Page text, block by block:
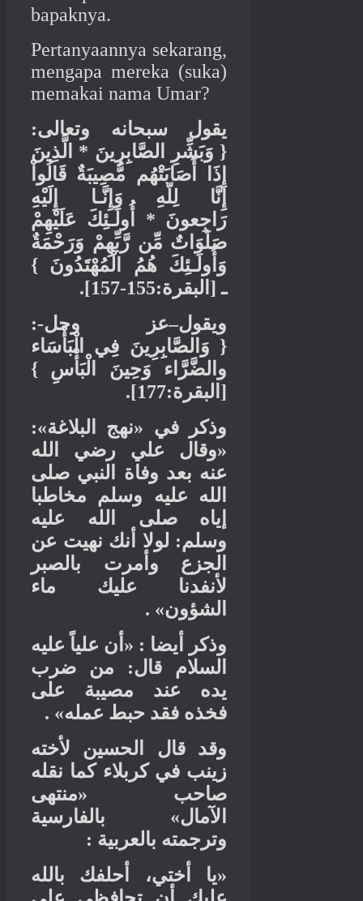
bapaknya.
Pertanyaannya sekarang,
mengapa mereka (suka)
memakai nama Umar?
يقول سبحانه وتعالى:
{ وَبَشِّرِ الصَّابِرِينَ *
الَّذِينَ
إِذَا أَصَابَتْهُم مُّصِيبَةٌ قَالُواْ
إِنَّا لِلّهِ وَإِنَّـا إِلَيْهِ
رَاجِعونَ *
أُولَـئِكَ عَلَيْهِمْ
صَلَوَاتٌ مِّن رَّبِّهِمْ وَرَحْمَةٌ
وَأُولَـئِكَ هُمُ الْمُهْتَدُونَ }
ـ [ البقرة:155-157].
ويقول–عز وجل-:
{ وَالصَّابِرِينَ فِي الْبَأْسَاء
والضَّرَّاء وَحِينَ الْبَأْسِ }
[ البقرة:177].
وذكر في «نهج البلاغة»:
«وقال علي رضي الله
عنه بعد وفاة النبي صلى
الله عليه وسلم مخاطبا
إياه صلى الله عليه
وسلم: لولا أنك نهيت عن
الجزع وأمرت بالصبر
لأنفدنا عليك ماء
الشؤون» .
وذكر أيضا : « أن علياً عليه
السلام قال: من ضرب
يده عند مصيبة على
فخذه فقد حبط عمله» .
وقد قال الحسين لأخته
زينب في كربلاء كما نقله
صاحب «منتهى
الآمال» بالفارسية
وترجمته بالعربية :
«يا أختي، أحلفك بالله